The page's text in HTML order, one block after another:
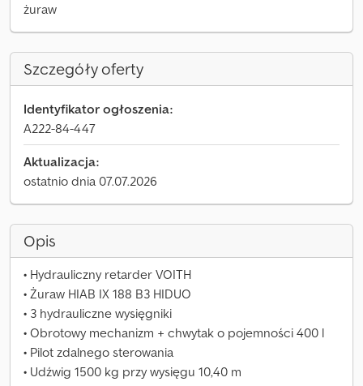
żuraw
Szczegóły oferty
Identyfikator ogłoszenia:
A222-84-447
Aktualizacja:
ostatnio dnia 07.07.2026
Opis
• Hydrauliczny retarder VOITH
• Żuraw HIAB IX 188 B3 HIDUO
• 3 hydrauliczne wysięgniki
• Obrotowy mechanizm + chwytak o pojemności 400 l
• Pilot zdalnego sterowania
• Udźwig 1500 kg przy wysięgu 10,40 m